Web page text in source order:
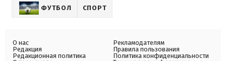
ФУТБОЛ СПОРТ
О нас
Редакция
Редакционная политика
Рекламодателям
Правила пользования
Политика конфиденциальности